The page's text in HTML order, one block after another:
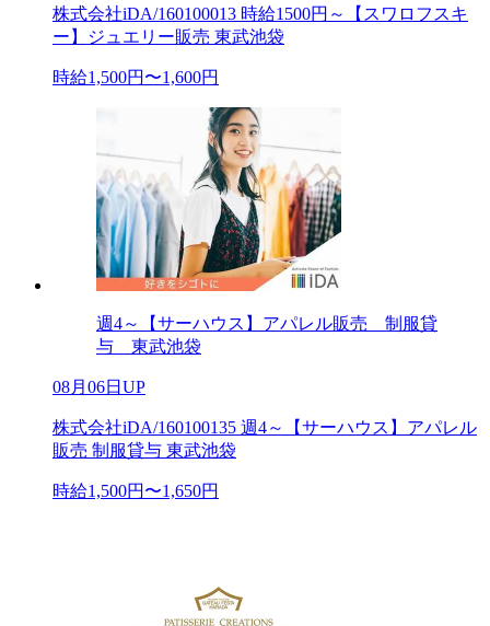
株式会社iDA/160100013 時給1500円～【スワロフスキ
ー】ジュエリー販売 東武池袋
時給1,500円〜1,600円
週4～【サーハウス】アパレル販売 制服貸
与 東武池袋
08月06日UP
株式会社iDA/160100135 週4～【サーハウス】アパレル
販売 制服貸与 東武池袋
時給1,500円〜1,650円